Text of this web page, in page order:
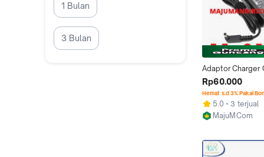
1 Bulan
3 Bulan
Adaptor Charger
A456 A456U
K40IJ K42F
Rp60.000
Hemat s.d 3% Pakai
5.0
3 terjual
MajuMCom